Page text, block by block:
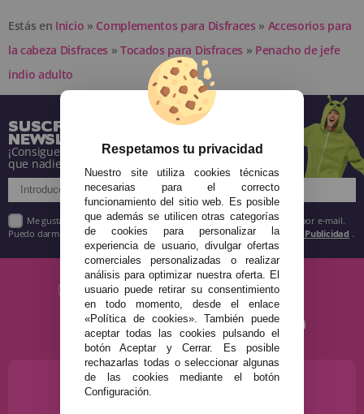
Estás en Inicio » Complementos para Disfraces » Accesorios para
la cabeza Disfraces » Tocados para Disfraces » Penacho de jefe
indio adulto
SUSCRÍBETE A NUESTRA
NEWSLETTER
¡Consigue descuentos y entérate de todo antes
que nadie!
Me gustaría recibir descuentos exclusivos, novedades y tendencias por e-mail.
Puedo darme de baja cuando quiera según lo recogido en la Política de Publicidad .
¿NECESITAS AYUDA?
Respetamos tu privacidad
Nuestro site utiliza cookies técnicas
necesarias para el correcto
funcionamiento del sitio web. Es posible
que además se utilicen otras categorías
de cookies para personalizar la
experiencia de usuario, divulgar ofertas
comerciales personalizadas o realizar
análisis para optimizar nuestra oferta. El
usuario puede retirar su consentimiento
en todo momento, desde el enlace
«Política de cookies». También puede
aceptar todas las cookies pulsando el
botón Aceptar y Cerrar. Es posible
rechazarlas todas o seleccionar algunas
de las cookies mediante el botón
Configuración.